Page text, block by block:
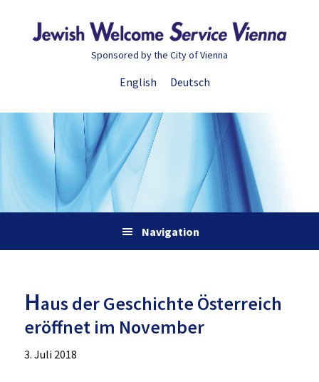
Hauptnavigation
Hauptsidebar
Fußzeile
Sponsored by the City of Vienna
English Deutsch
Navigation
Haus der Geschichte Österreich
eröffnet im November
3. Juli 2018